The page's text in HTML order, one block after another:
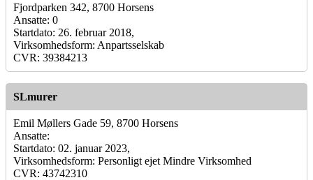
Fjordparken 342, 8700 Horsens
Ansatte: 0
Startdato: 26. februar 2018,
Virksomhedsform: Anpartsselskab
CVR: 39384213
SLmurer
Emil Møllers Gade 59, 8700 Horsens
Ansatte:
Startdato: 02. januar 2023,
Virksomhedsform: Personligt ejet Mindre Virksomhed
CVR: 43742310